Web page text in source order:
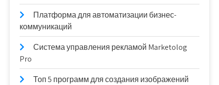
Платформа для автоматизации бизнес-
коммуникаций
Система управления рекламой Marketolog
Pro
Топ 5 программ для создания изображений